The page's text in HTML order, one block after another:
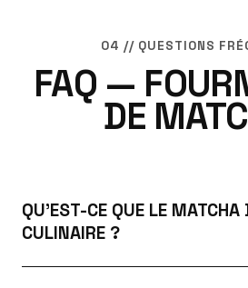
04 // QUESTIONS
FAQ —
DE
QU'EST-CE QUE LE MATCHA
CULINAIRE ?